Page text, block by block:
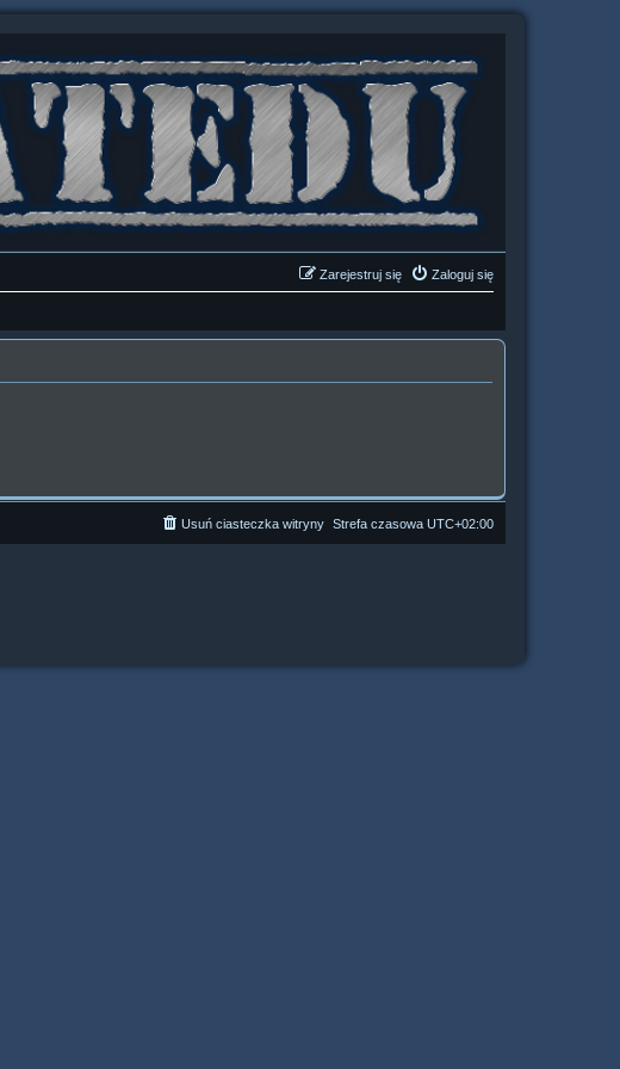
Zaloguj się
Zarejestruj się
Strefa czasowa UTC+02:00
Usuń ciasteczka witryny